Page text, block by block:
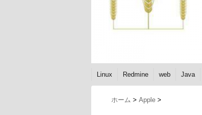
Linux Redmine web Java
ホーム > Apple >